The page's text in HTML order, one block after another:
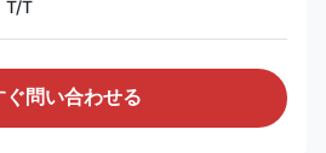
T/T
ぐ問い合わせる